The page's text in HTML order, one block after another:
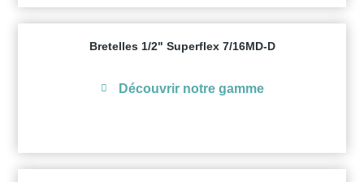
Bretelles 1/2" Superflex 7/16MD-D
Découvrir notre gamme